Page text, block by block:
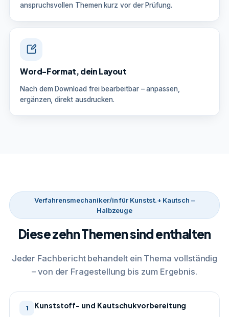
anspruchsvollen Themen kurz vor der Prüfung.
Word-Format, dein Layout
Nach dem Download frei bearbeitbar – anpassen,
ergänzen, direkt ausdrucken.
Verfahrensmechaniker/in für Kunstst.+ Kautsch –
Halbzeuge
Diese zehn Themen sind enthalten
Jeder Fachbericht behandelt ein Thema vollständig
– von der Fragestellung bis zum Ergebnis.
1 Kunststoff- und Kautschukvorbereitung